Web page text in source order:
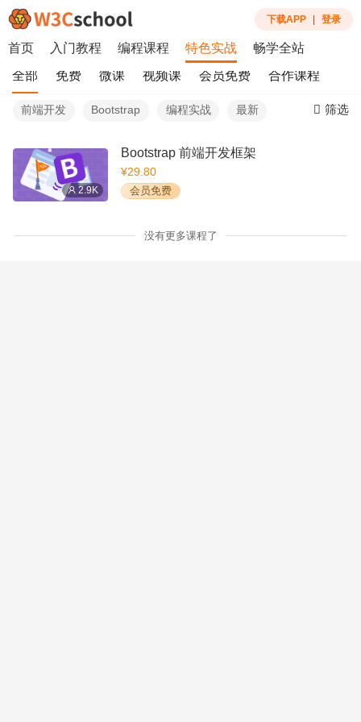
下载APP 登录
首页 入门教程 编程课程 特色实战 畅学全站
全部 免费 微课 视频课 会员免费 合作课程
前端开发 Bootstrap 编程实战 最新 筛选
2.9K
Bootstrap 前端开发框架
¥29.80
会员免费
没有更多课程了